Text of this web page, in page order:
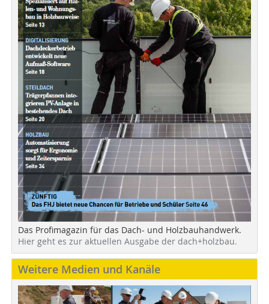
Das Profimagazin für das Dach- und Holzbauhandwerk.
Hier geht es zur aktuellen Ausgabe der dach+holzbau.
Weitere Medien und Kanäle